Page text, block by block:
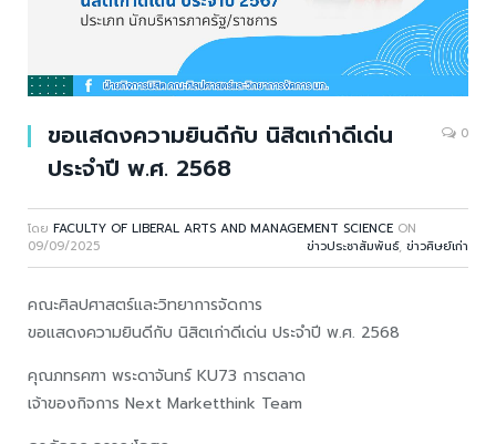
ขอแสดงความยินดีกับ นิสิตเก่าดีเด่น
ประจำปี พ.ศ. 2568
0
โดย FACULTY OF LIBERAL ARTS AND MANAGEMENT SCIENCE ON
09/09/2025
ข่าวประชาสัมพันธ์, ข่าวศิษย์เก่า
คณะศิลปศาสตร์และวิทยาการจัดการ
ขอแสดงความยินดีกับ นิสิตเก่าดีเด่น ประจำปี พ.ศ. 2568
คุณภทรคฑา พระดาจันทร์ KU73 การตลาด
เจ้าของกิจการ Next Marketthink Team